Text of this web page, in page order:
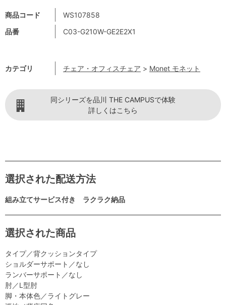
商品コード
WS107858
品番
C03-G210W-GE2E2X1
カテゴリ チェア・オフィスチェア > Monet モネット
同シリーズを品川 THE CAMPUSで体験
詳しくはこちら
選択された配送方法
組み立てサービス付き ラクラク納品
選択された商品
タイプ／背クッションタイプ
ショルダーサポート／なし
ランバーサポート／なし
肘／L型肘
脚・本体色／ライトグレー